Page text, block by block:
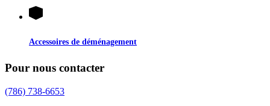
Accessoires de déménagement
Pour nous contacter
(786) 738-6653